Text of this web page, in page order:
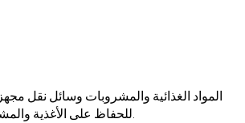
المواد الغذائية والمشروبات وسائل نقل
للحفاظ على الأغذية والمشروبات طازجة وسليمة.